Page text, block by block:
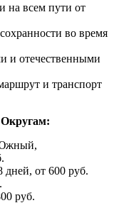
на всем пути от
во время
и отечественными
и транспорт
дней, от 600 руб.
руб.